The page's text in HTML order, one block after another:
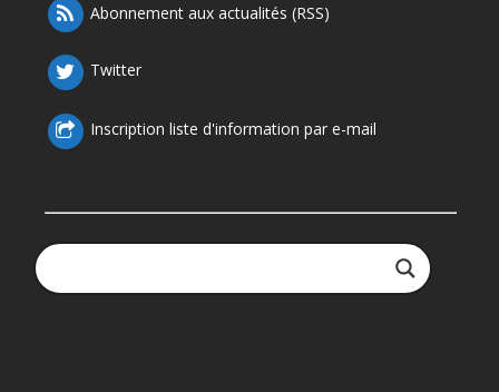
Abonnement aux actualités (RSS)
Twitter
Inscription liste d'information par e-mail